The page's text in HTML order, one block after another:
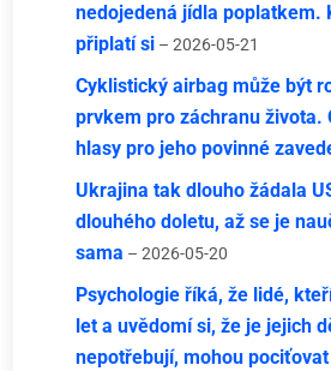
nedojedená jídla poplatkem.
připlatí si – 2026-05-21
Cyklistický airbag může být
prvkem pro záchranu života.
hlasy pro jeho povinné
Ukrajina tak dlouho žádala
dlouhého doletu, až se je
sama – 2026-05-20
Psychologie říká, že lidé,
let a uvědomí si, že je jejich
nepotřebují, mohou